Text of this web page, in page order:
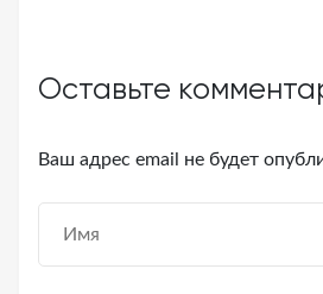
Оставьте
Ваш адрес email не будет